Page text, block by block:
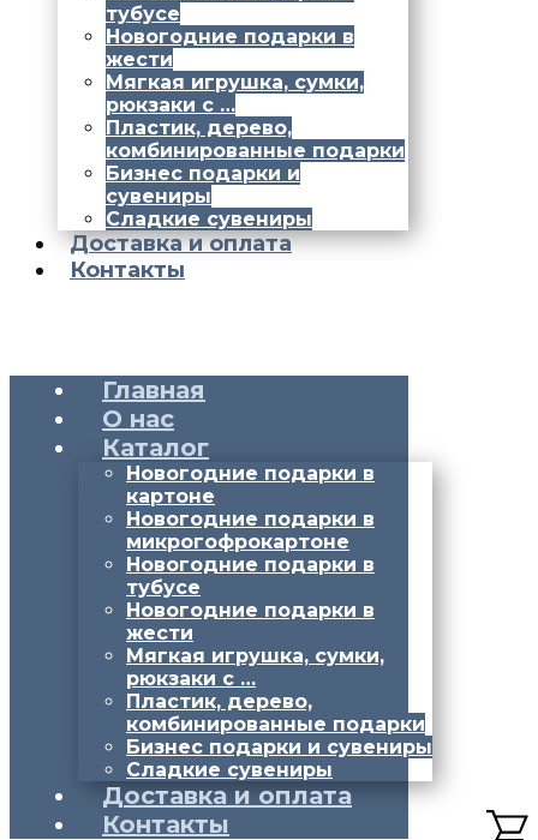
тубусе
Новогодние подарки в
жести
Мягкая игрушка, сумки,
рюкзаки с …
Пластик, дерево,
комбинированные подарки
Бизнес подарки и
сувениры
Сладкие сувениры
Доставка и оплата
Контакты
Главная
О нас
Каталог
Новогодние подарки в
картоне
Новогодние подарки в
микрогофрокартоне
Новогодние подарки в
тубусе
Новогодние подарки в
жести
Мягкая игрушка, сумки,
рюкзаки с …
Пластик, дерево,
комбинированные подарки
Бизнес подарки и сувениры
Сладкие сувениры
Доставка и оплата
Контакты